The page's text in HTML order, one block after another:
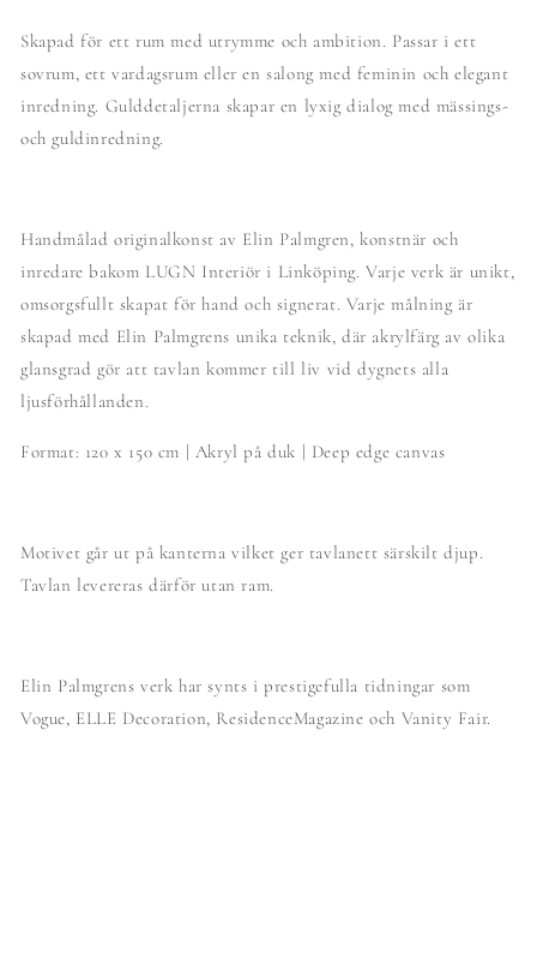
Skapad för ett rum med utrymme och ambition. Passar i ett
sovrum, ett vardagsrum eller en salong med feminin och elegant
inredning. Gulddetaljerna skapar en lyxig dialog med mässings-
och guldinredning.
Handmålad originalkonst av Elin Palmgren, konstnär och
inredare bakom LUGN Interiör i Linköping. Varje verk är unikt,
omsorgsfullt skapat för hand och signerat. Varje målning är
skapad med Elin Palmgrens unika teknik, där akrylfärg av olika
glansgrad gör att tavlan kommer till liv vid dygnets alla
ljusförhållanden.
Format: 120 x 150 cm | Akryl på duk | Deep edge canvas
Motivet går ut på kanterna vilket ger tavlanett särskilt djup.
Tavlan levereras därför utan ram.
Elin Palmgrens verk har synts i prestigefulla tidningar som
Vogue, ELLE Decoration, ResidenceMagazine och Vanity Fair.